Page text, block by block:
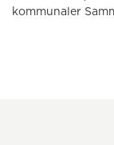
kommunaler